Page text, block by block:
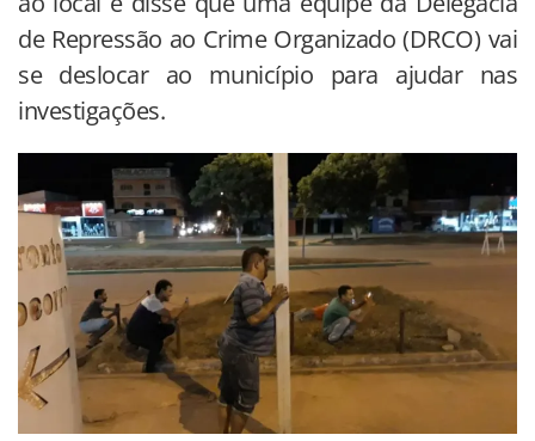
de Repressão ao Crime Organizado (DRCO) vai
se deslocar ao município para ajudar nas
investigações.